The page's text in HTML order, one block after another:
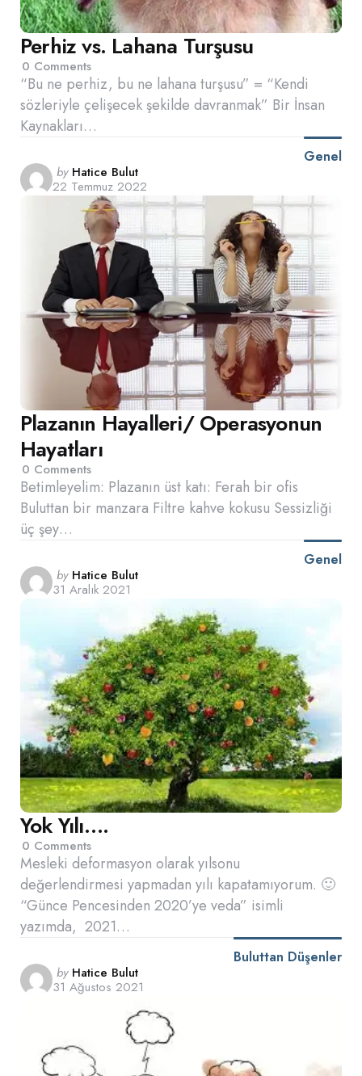
Perhiz vs. Lahana Turşusu
0 Comments
“Bu ne perhiz, bu ne lahana turşusu” = “Kendi
sözleriyle çelişecek şekilde davranmak” Bir İnsan
Kaynakları…
Genel
Posted
by
by Hatice Bulut
22 Temmuz 2022
Plazanın Hayalleri/ Operasyonun
Hayatları
0 Comments
Betimleyelim: Plazanın üst katı: Ferah bir ofis
Buluttan bir manzara Filtre kahve kokusu Sessizliği
üç şey…
Genel
Posted
by
by Hatice Bulut
31 Aralık 2021
Yok Yılı….
0 Comments
Mesleki deformasyon olarak yılsonu
değerlendirmesi yapmadan yılı kapatamıyorum. 🙂
“Günce Pencesinden 2020’ye veda” isimli
yazımda, 2021…
Buluttan Düşenler
Posted
by
by Hatice Bulut
31 Ağustos 2021